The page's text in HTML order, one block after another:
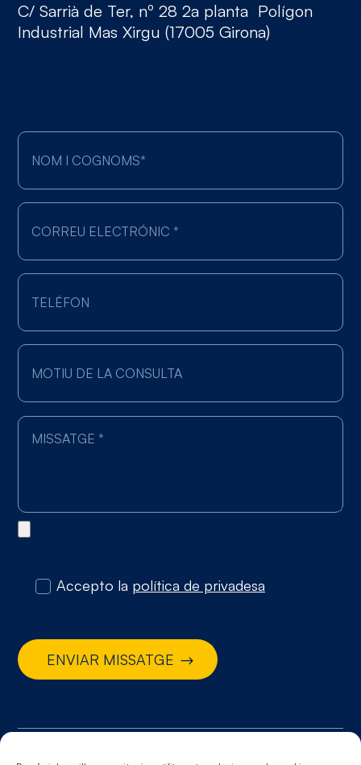
C/ Sarrià de Ter, nº 28 2a planta Polígon
Industrial Mas Xirgu (17005 Girona)
Accepto la política de privadesa
ENVIAR MISSATGE